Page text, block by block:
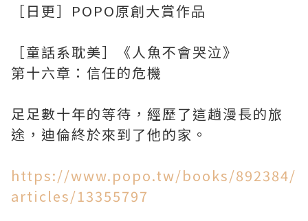
［日更］POPO原創大賞作品
［童話系耽美］《人魚不會哭泣》
第十六章：信任的危機
足足數十年的等待，經歷了這趟漫長的旅
途，迪倫終於來到了他的家。
https://www.popo.tw/books/892384/
articles/13355797